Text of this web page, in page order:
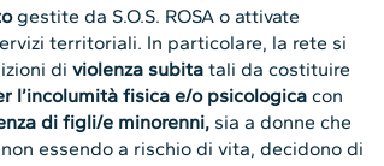
gestite da S.O.S. ROSA o attivate
territoriali. In particolare, la rete si
diviolenza subitatali da costituire
l’incolumità fisica e/o psicologica con
di figli/e minorenni, sia a donne che
essendo a rischio di vita, decidono di